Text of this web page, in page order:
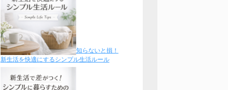
知らないと損！
新生活を快適にするシンプル生活ルール